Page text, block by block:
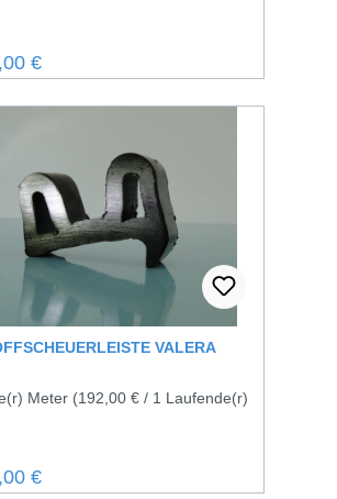
€
VALERA
Meter (192,00 € / 1 Laufende(r)
€